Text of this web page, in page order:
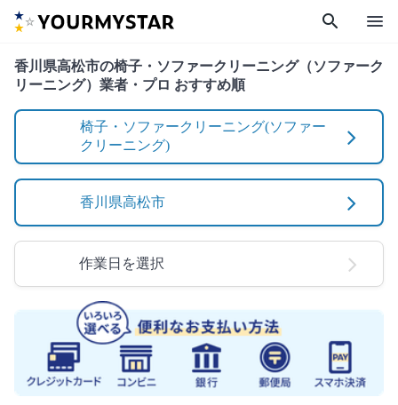
search menu
香川県高松市の椅子・ソファークリーニング（ソファーク
リーニング）業者・プロ おすすめ順
椅子・ソファークリーニング(ソファー
クリーニング)
香川県高松市
作業日を選択